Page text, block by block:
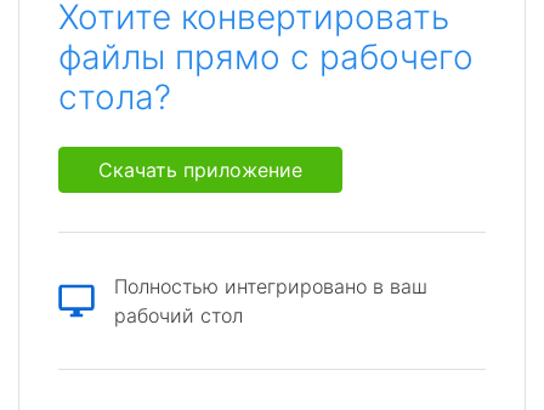
Хотите конвертировать
файлы прямо с рабочего
стола?
Скачать приложение
Полностью интегрировано в ваш
рабочий стол